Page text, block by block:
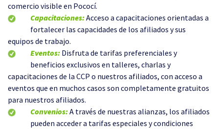
comercio visible en Pococí.
Capacitaciones:Acceso a capacitaciones orientadas a
fortalecer las capacidades de los afiliados y sus
equipos de trabajo.
Eventos: Disfruta de tarifas preferenciales y
beneficios exclusivos en talleres, charlas y
capacitaciones de la CCP o nuestros afiliados, con acceso a
eventos que en muchos casos son completamente gratuitos
para nuestros afiliados.
Convenios:A través de nuestras alianzas, los afiliados
pueden acceder a tarifas especiales y condiciones